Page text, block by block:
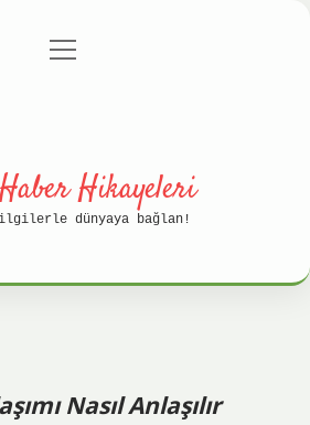
Gizlilik Politikası
menüyü
Hikayeleri
dünyaya bağlan!
Nasıl Anlaşılır